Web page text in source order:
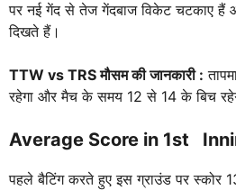
पर नई गेंद से तेज गेंदबाज विकेट चटकाए हैं
दिखते हैं।
TTW vs TRSमौसम की जानकारी :
रहेगा और मैच के समय 12 से 14 के बिच
Average Score in 1st
पहले बैटिंग करते हुए इस ग्राउंड पर स्कोर